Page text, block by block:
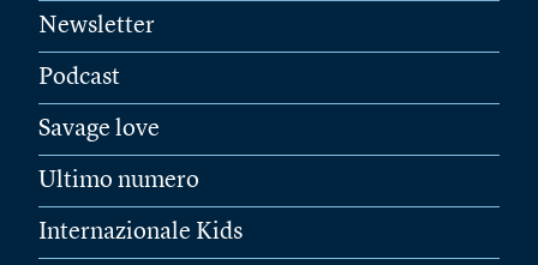
Newsletter
Podcast
Savage love
Ultimo numero
Internazionale Kids